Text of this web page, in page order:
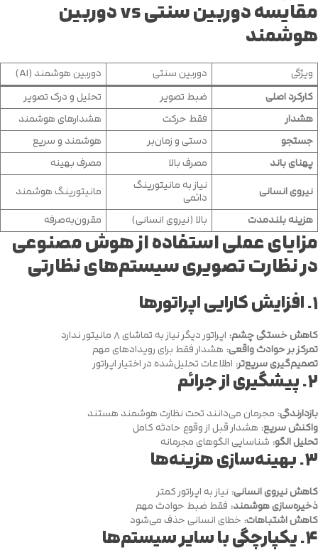
مقایسه دوربین سنتی vs دوربین
هوشمند
ویژگی دوربین سنتی
دوربین هوشمند (AI)
کارکرد اصلی
ضبط تصویر
تحلیل و درک تصویر
هشدار
فقط حرکت
هشدارهای هوشمند
جستجو
دستی و زمان‌بر
هوشمند و سریع
پهنای باند
مصرف بالا
مصرف بهینه
نیروی انسانی
نیاز به مانیتورینگ
دائمی
مانیتورینگ هوشمند
هزینه بلندمدت
بالا (نیروی انسانی) مقرون‌به‌صرفه
مزایای عملی استفاده ازهوش مصنوعی
در نظارت تصویریسیستم‌های نظارتی
۱. افزایش کارایی اپراتورها
کاهش خستگی چشم: اپراتور دیگر نیاز به تماشای ۸ مانیتور ندارد
تمرکز بر حوادث واقعی: هشدار فقط برای رویدادهای مهم
تصمیم‌گیری سریع‌تر: اطلاعات تحلیل‌شده در اختیار اپراتور
۲. پیشگیری از جرائم
بازدارندگی: مجرمان می‌دانند تحت نظارت هوشمند هستند
واکنش سریع: هشدار قبل از وقوع حادثه کامل
تحلیل الگو: شناسایی الگوهای مجرمانه
۳. بهینه‌سازی هزینه‌ها
کاهش نیروی انسانی: نیاز به اپراتور کمتر
ذخیره‌سازی هوشمند: فقط ضبط حوادث مهم
کاهش اشتباهات: خطای انسانی حذف می‌شود
۴. یکپارچگی با سایر سیستم‌ها